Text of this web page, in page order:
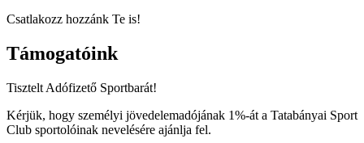
Csatlakozz hozzánk Te is!
Támogatóink
Tisztelt Adófizető Sportbarát!
Kérjük, hogy személyi jövedelemadójának 1%-át a Tatabányai Sport
Club sportolóinak nevelésére ajánlja fel.